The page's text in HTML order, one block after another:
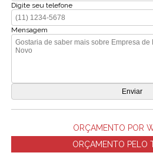
Digite seu telefone
Mensagem
ORÇAMENTO POR
ORÇAMENTO PELO